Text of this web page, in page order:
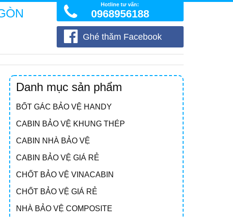
Hotline tư vấn:
0968956188
Ghé thăm Facebook
Danh mục sản phẩm
BỐT GÁC BẢO VỆ HANDY
CABIN BẢO VỆ KHUNG THÉP
CABIN NHÀ BẢO VỆ
CABIN BẢO VỆ GIÁ RẺ
CHỐT BẢO VỆ VINACABIN
CHỐT BẢO VỆ GIÁ RẺ
NHÀ BẢO VỆ COMPOSITE